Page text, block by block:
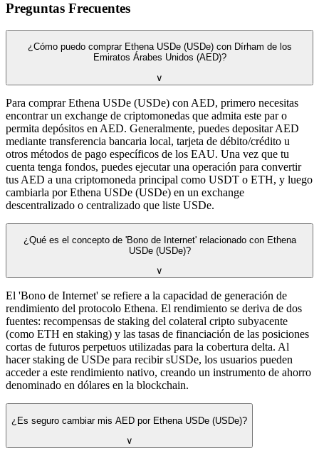
Preguntas Frecuentes
¿Cómo puedo comprar Ethena USDe (USDe) con Dírham de los
Emiratos Árabes Unidos (AED)?
∨
Para comprar Ethena USDe (USDe) con AED, primero necesitas
encontrar un exchange de criptomonedas que admita este par o
permita depósitos en AED. Generalmente, puedes depositar AED
mediante transferencia bancaria local, tarjeta de débito/crédito u
otros métodos de pago específicos de los EAU. Una vez que tu
cuenta tenga fondos, puedes ejecutar una operación para convertir
tus AED a una criptomoneda principal como USDT o ETH, y luego
cambiarla por Ethena USDe (USDe) en un exchange
descentralizado o centralizado que liste USDe.
¿Qué es el concepto de 'Bono de Internet' relacionado con Ethena
USDe (USDe)?
∨
El 'Bono de Internet' se refiere a la capacidad de generación de
rendimiento del protocolo Ethena. El rendimiento se deriva de dos
fuentes: recompensas de staking del colateral cripto subyacente
(como ETH en staking) y las tasas de financiación de las posiciones
cortas de futuros perpetuos utilizadas para la cobertura delta. Al
hacer staking de USDe para recibir sUSDe, los usuarios pueden
acceder a este rendimiento nativo, creando un instrumento de ahorro
denominado en dólares en la blockchain.
¿Es seguro cambiar mis AED por Ethena USDe (USDe)?
∨